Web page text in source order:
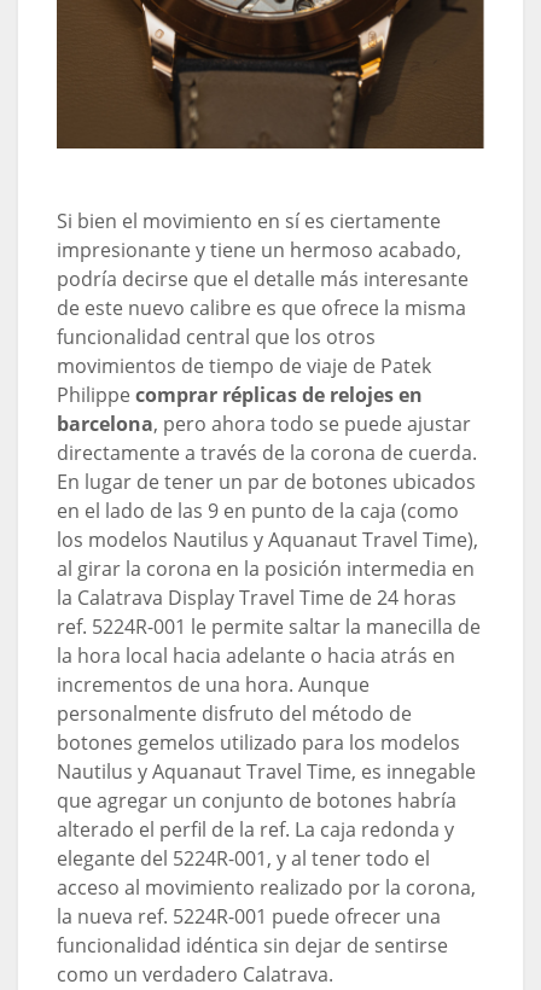
Si bien el movimiento en sí es ciertamente
impresionante y tiene un hermoso acabado,
podría decirse que el detalle más interesante
de este nuevo calibre es que ofrece la misma
funcionalidad central que los otros
movimientos de tiempo de viaje de Patek
Philippe comprar réplicas de relojes en
barcelona, pero ahora todo se puede ajustar
directamente a través de la corona de cuerda.
En lugar de tener un par de botones ubicados
en el lado de las 9 en punto de la caja (como
los modelos Nautilus y Aquanaut Travel Time),
al girar la corona en la posición intermedia en
la Calatrava Display Travel Time de 24 horas
ref. 5224R-001 le permite saltar la manecilla de
la hora local hacia adelante o hacia atrás en
incrementos de una hora. Aunque
personalmente disfruto del método de
botones gemelos utilizado para los modelos
Nautilus y Aquanaut Travel Time, es innegable
que agregar un conjunto de botones habría
alterado el perfil de la ref. La caja redonda y
elegante del 5224R-001, y al tener todo el
acceso al movimiento realizado por la corona,
la nueva ref. 5224R-001 puede ofrecer una
funcionalidad idéntica sin dejar de sentirse
como un verdadero Calatrava.